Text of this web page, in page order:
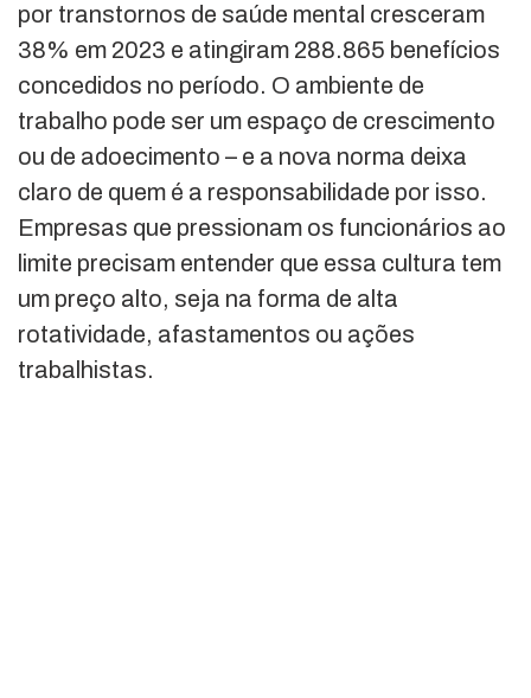
por transtornos de saúde mental cresceram
38% em 2023 e atingiram 288.865 benefícios
concedidos no período. O ambiente de
trabalho pode ser um espaço de crescimento
ou de adoecimento – e a nova norma deixa
claro de quem é a responsabilidade por isso.
Empresas que pressionam os funcionários ao
limite precisam entender que essa cultura tem
um preço alto, seja na forma de alta
rotatividade, afastamentos ou ações
trabalhistas.